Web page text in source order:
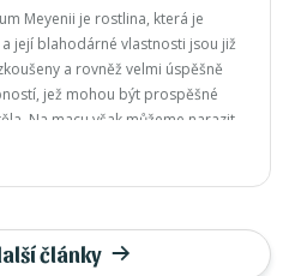
Meyenii je rostlina, která je
její blahodárné vlastnosti jsou již
a rovněž velmi úspěšně
jež mohou být prospěšné
Na macu však můžeme narazit
samostatně nebo se také
články